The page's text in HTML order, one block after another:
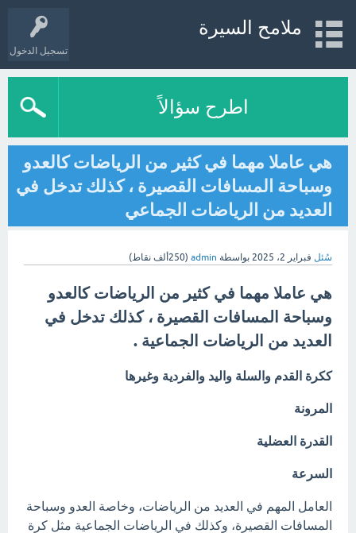
تسجيل الدخول
ملامح السيرة
اطرح سؤالاً
هي عاملا مهما في كثير من الرياضات كالعدو
وسباحة المسافات القصيرة ، كذلك تدخل في
العديد من الرياضات الجماعي
سُئل فبراير 2، 2025 بواسطة admin
(250ألف نقاط)
هي عاملا مهما في كثير من الرياضات كالعدو
وسباحة المسافات القصيرة ، كذلك تدخل في
العديد من الرياضات الجماعية .
ككرة القدم والسلة واليد والفردية وغيرها
المرونة
القدرة العضلية
السرعة
العامل المهم في العديد من الرياضات، وخاصة العدو وسباحة
المسافات القصيرة، وكذلك في الرياضات الجماعية مثل كرة